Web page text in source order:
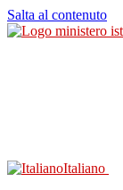
Salta al contenuto
Italiano